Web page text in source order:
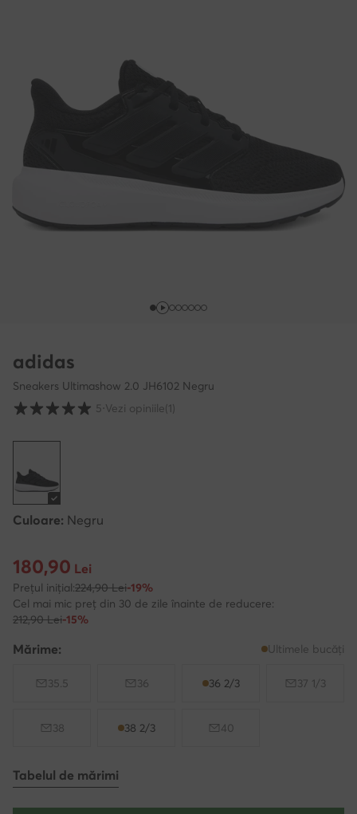
adidas
Sneakers Ultimashow 2.0 JH6102 Negru
Evaluarea clienților pe o scară de la 1 la 5
5⋅Vezi opiniile(1)
Culoare: Negru
Prețul actual 180,90 Lei
180,90 Lei
Prețul inițial:224,90 Lei-19%
Cel mai mic preț din 30 de zile înainte de reducere:
212,90 Lei-15%
Mărime: Ultimele bucăți
35.5 36 36 2/3 37 1/3
38 38 2/3 40
Tabelul de mărimi